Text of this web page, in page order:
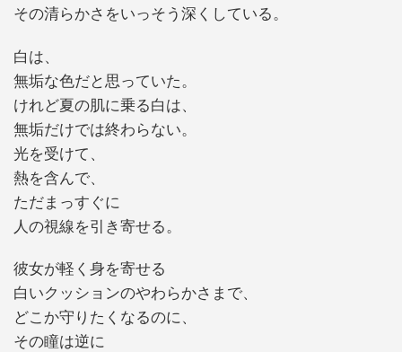
その清らかさをいっそう深くしている。
白は、
無垢な色だと思っていた。
けれど夏の肌に乗る白は、
無垢だけでは終わらない。
光を受けて、
熱を含んで、
ただまっすぐに
人の視線を引き寄せる。
彼女が軽く身を寄せる
白いクッションのやわらかさまで、
どこか守りたくなるのに、
その瞳は逆に